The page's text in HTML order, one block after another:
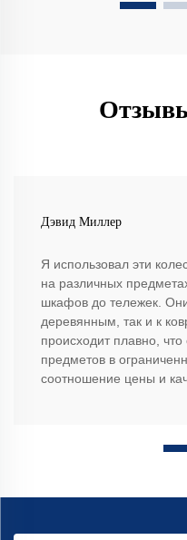
Дэвид Миллер
Я использовал эти
на различных
шкафов до тележек.
деревянным, так и к
происходит плавно,
предметов в
соотношение цены и